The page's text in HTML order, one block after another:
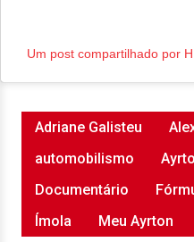
Um post compartilhado por
Adriane Galisteu
automobilismo
Documentário
Ímola
Meu Ayrton